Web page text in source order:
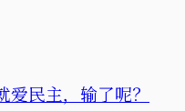
民主，输了呢？